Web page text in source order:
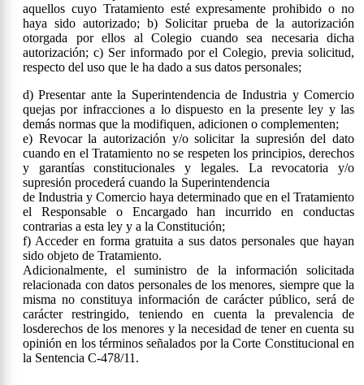
aquellos cuyo Tratamiento esté expresamente prohibido o no
haya sido autorizado; b) Solicitar prueba de la autorización
otorgada por ellos al Colegio cuando sea necesaria dicha
autorización; c) Ser informado por el Colegio, previa solicitud,
respecto del uso que le ha dado a sus datos personales;
d) Presentar ante la Superintendencia de Industria y Comercio
quejas por infracciones a lo dispuesto en la presente ley y las
demás normas que la modifiquen, adicionen o complementen;
e) Revocar la autorización y/o solicitar la supresión del dato
cuando en el Tratamiento no se respeten los principios, derechos
y garantías constitucionales y legales. La revocatoria y/o
supresión procederá cuando la Superintendencia
de Industria y Comercio haya determinado que en el Tratamiento
el Responsable o Encargado han incurrido en conductas
contrarias a esta ley y a la Constitución;
f) Acceder en forma gratuita a sus datos personales que hayan
sido objeto de Tratamiento.
Adicionalmente, el suministro de la información solicitada
relacionada con datos personales de los menores, siempre que la
misma no constituya información de carácter público, será de
carácter restringido, teniendo en cuenta la prevalencia de
losderechos de los menores y la necesidad de tener en cuenta su
opinión en los términos señalados por la Corte Constitucional en
la Sentencia C-478/11.